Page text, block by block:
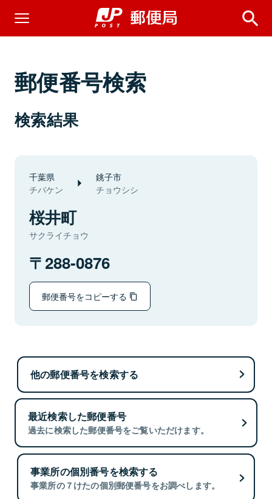
郵便番号検索
検索結果
千葉県
チバケン
銚子市
チョウシシ
桜井町
サクライチョウ
288-0876
郵便番号をコピーする
他の郵便番号を検索する
最近検索した郵便番号
過去に検索した郵便番号をご覧いただけます。
事業所の個別番号を検索する
事業所の７けたの個別郵便番号をお調べします。